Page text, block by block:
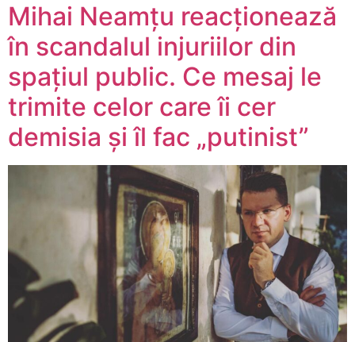
Mihai Neamțu reacționează
în scandalul injuriilor din
spațiul public. Ce mesaj le
trimite celor care îi cer
demisia și îl fac „putinist”